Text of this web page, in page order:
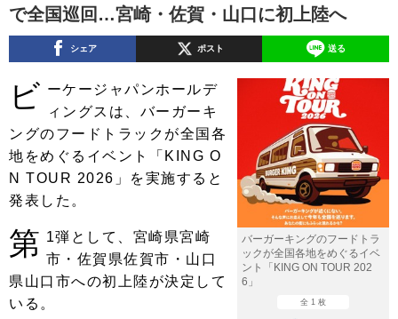
中国 四国
九州 沖縄
注目の記事
ショップレポート 愛車 File
自動車豆知識 ストップ！不具合修理＆粗悪修理
鈑金・塗装
ディテイリング
ディテイリング 洗車
ヘッドライト磨き コーティング
フィルム・ラッピング
鈑金・塗装
小キズ直し 防錆
特集記事
ストップ 不具合修理＆粗悪修理
カーメーカー「旧車」関連プロジェ
ショップ紹介
プロショップ検索
レストア
で全国巡回…宮崎・佐賀・山口に初上陸へ
シェア ポスト 送る
バーガーキングのフードトラ
ックが全国各地をめぐるイベ
ント「KING ON TOUR 202
6」
全 1 枚
ビ ーケージャパンホールデ
ィングスは、バーガーキ
ングのフードトラックが全国各
地をめぐるイベント「KING O
N TOUR 2026」を実施すると
発表した。
第 1弾として、宮崎県宮崎
市・佐賀県佐賀市・山口
県山口市への初上陸が決定して
いる。